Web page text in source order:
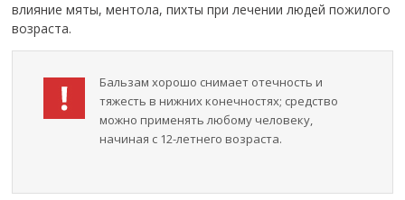
влияние мяты, ментола, пихты при лечении людей пожилого
возраста.
Бальзам хорошо снимает отечность и
тяжесть в нижних конечностях; средство
можно применять любому человеку,
начиная с 12-летнего возраста.